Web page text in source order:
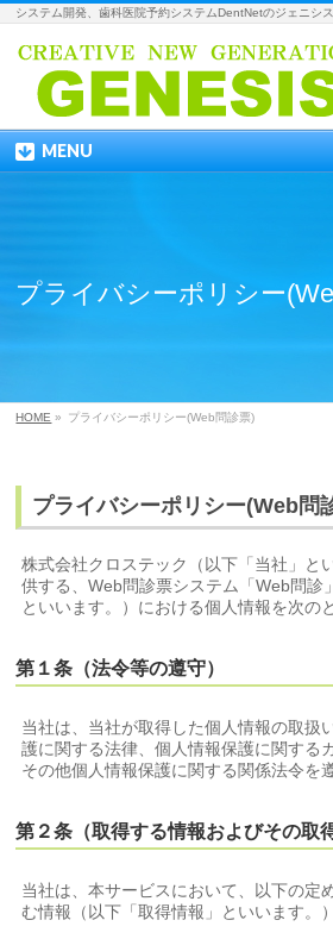
システム開発、歯科医院予約システムDentNetのジェニシス
MENU
プライバシーポリシー
HOME » プライバシーポリシー(Web問診票)
プライバシーポリシー(Web問
株式会社クロステック（以下「当社」と
供する、Web問診票システム「Web問診
といいます。）における個人情報を次の
第１条（法令等の遵守）
当社は、当社が取得した個人情報の取扱
護に関する法律、個人情報保護に関する
その他個人情報保護に関する関係法令を
第２条（取得する情報およびその取
当社は、本サービスにおいて、以下の定
む情報（以下「取得情報」といいます。